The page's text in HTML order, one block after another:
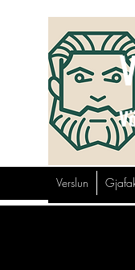
Verslun